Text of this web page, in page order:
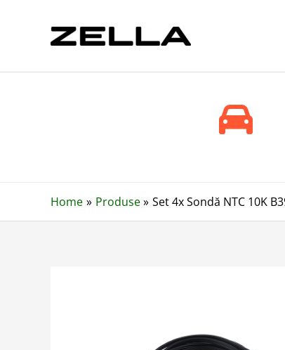
Home Produse Set 4x Sondă NTC 10K